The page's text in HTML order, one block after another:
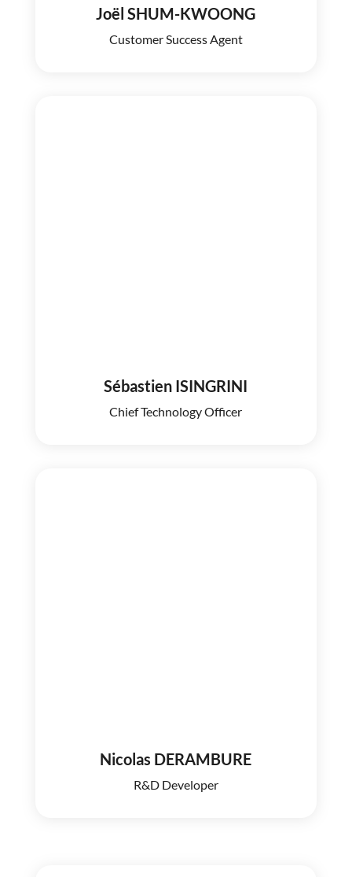
Joël SHUM-KWOONG
Customer Success Agent
Sébastien ISINGRINI
Chief Technology Officer
Nicolas DERAMBURE
R&D Developer